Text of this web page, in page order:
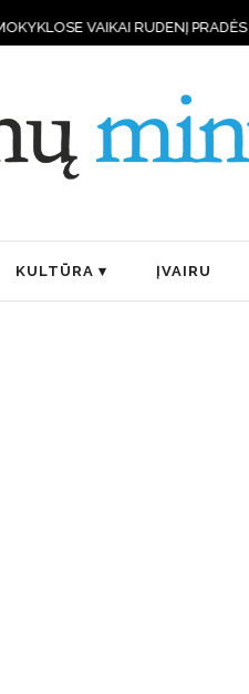
RUDENĮ PRADĖS MOKYTIS
KULTŪRA ĮVAIRU